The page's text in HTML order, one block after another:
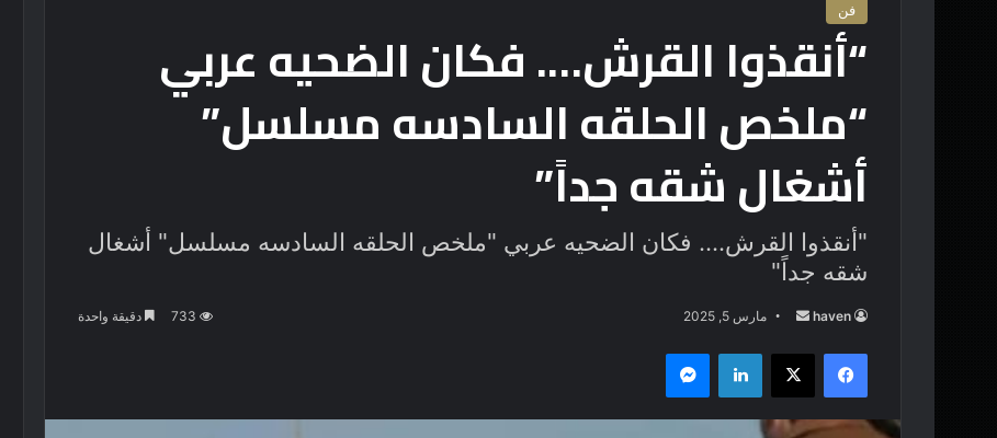
فن
“أنقذوا القرش…. فكان الضحيه عربي
“ملخص الحلقه السادسه مسلسل”
أشغال شقه جداً”
"أنقذوا القرش.... فكان الضحيه عربي "ملخص الحلقه السادسه مسلسل" أشغال
شقه جداً"
haven
س
ل
ب
مارس 5, 2025 733 دقيقة واحدة
فيسبوك لينكدإن